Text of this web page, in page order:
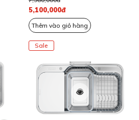
5,100,000đ
Thêm vào giỏ hàng
Sale